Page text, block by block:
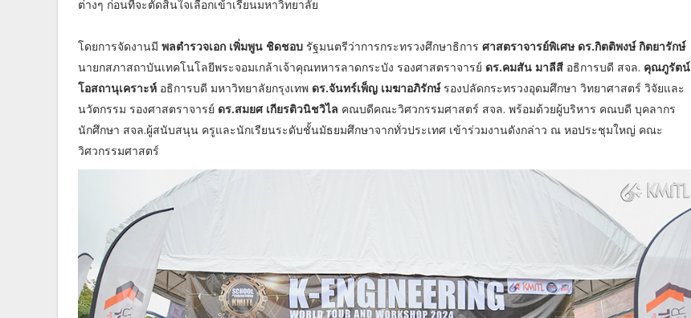
ต่างๆ ก่อนที่จะตัดสินใจเลือกเข้าเรียนมหาวิทยาลัย
โดยการจัดงานมี พลตำรวจเอก เพิ่มพูน ชิดชอบ รัฐมนตรีว่าการกระทรวงศึกษาธิการ ศาสตราจารย์พิเศษ ดร.กิตติพงษ์ กิตยารักษ์
นายกสภาสถาบันเทคโนโลยีพระจอมเกล้าเจ้าคุณทหารลาดกระบัง รองศาสตราจารย์ ดร.คมสัน มาลีสี อธิการบดี สจล. คุณภูรัตน์
โอสถานุเคราะห์ อธิการบดี มหาวิทยาลัยกรุงเทพ ดร.จันทร์เพ็ญ เมฆาอภิรักษ์รองปลัดกระทรวงอุดมศึกษา วิทยาศาสตร์ วิจัยและ
นวัตกรรม รองศาสตราจารย์ ดร.สมยศ เกียรติวนิชวิไล คณบดีคณะวิศวกรรมศาสตร์ สจล. พร้อมด้วยผู้บริหาร คณบดี บุคลากร
นักศึกษา สจล.ผู้สนับสนุน ครูและนักเรียนระดับชั้นมัธยมศึกษาจากทั่วประเทศ เข้าร่วมงานดังกล่าว ณ หอประชุมใหญ่ คณะ
วิศวกรรมศาสตร์